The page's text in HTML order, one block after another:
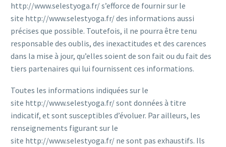
http://www.selestyoga.fr/ s’efforce de fournir sur le
site http://www.selestyoga.fr/ des informations aussi
précises que possible. Toutefois, il ne pourra être tenu
responsable des oublis, des inexactitudes et des carences
dans la mise à jour, qu’elles soient de son fait ou du fait des
tiers partenaires qui lui fournissent ces informations.
Toutes les informations indiquées sur le
site http://www.selestyoga.fr/ sont données à titre
indicatif, et sont susceptibles d’évoluer. Par ailleurs, les
renseignements figurant sur le
site http://www.selestyoga.fr/ ne sont pas exhaustifs. Ils